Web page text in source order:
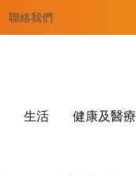
聯絡我們
生活 健康及醫療